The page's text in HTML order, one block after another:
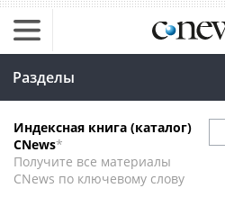
Разделы
Индексная книга (каталог)
CNews*
Получите все материалы
CNews по ключевому слову